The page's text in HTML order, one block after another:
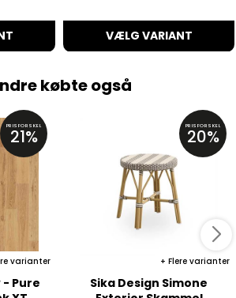
VÆLG VARIANT
købte også
PRISFORSKEL
21%
varianter
Pure
PRISFORSKEL
20%
Flere varianter
Sika Design Simone